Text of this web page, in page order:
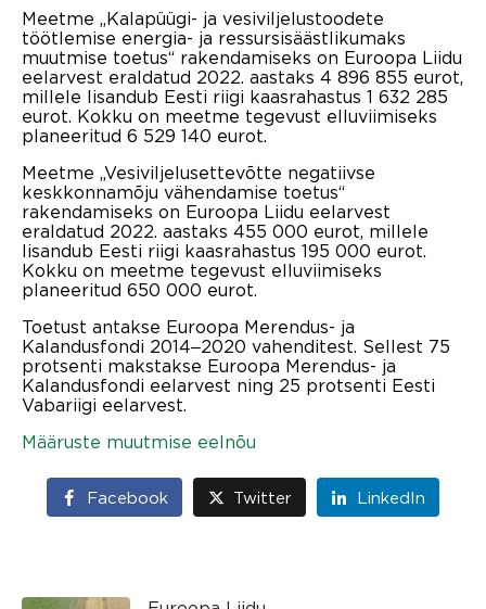
Meetme ,,Kalapüügi- ja vesiviljelustoodete
töötlemise energia- ja ressursisäästlikumaks
muutmise toetus“ rakendamiseks on Euroopa Liidu
eelarvest eraldatud 2022. aastaks 4 896 855 eurot,
millele lisandub Eesti riigi kaasrahastus 1 632 285
eurot. Kokku on meetme tegevust elluviimiseks
planeeritud 6 529 140 eurot.
Meetme „Vesiviljelusettevõtte negatiivse
keskkonnamõju vähendamise toetus“
rakendamiseks on Euroopa Liidu eelarvest
eraldatud 2022. aastaks 455 000 eurot, millele
lisandub Eesti riigi kaasrahastus 195 000 eurot.
Kokku on meetme tegevust elluviimiseks
planeeritud 650 000 eurot.
Toetust antakse Euroopa Merendus- ja
Kalandusfondi 2014‒2020 vahenditest. Sellest 75
protsenti makstakse Euroopa Merendus- ja
Kalandusfondi eelarvest ning 25 protsenti Eesti
Vabariigi eelarvest.
Määruste muutmise eelnõu
Facebook Twitter LinkedIn